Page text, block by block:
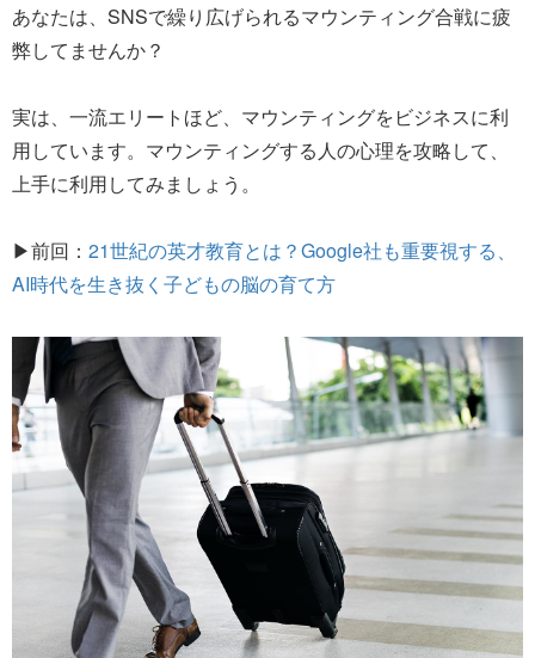
あなたは、SNSで繰り広げられるマウンティング合戦に疲
弊してませんか？
実は、一流エリートほど、マウンティングをビジネスに利
用しています。マウンティングする人の心理を攻略して、
上手に利用してみましょう。
▶前回： 21世紀の英才教育とは？Google社も重要視する、
AI時代を生き抜く子どもの脳の育て方